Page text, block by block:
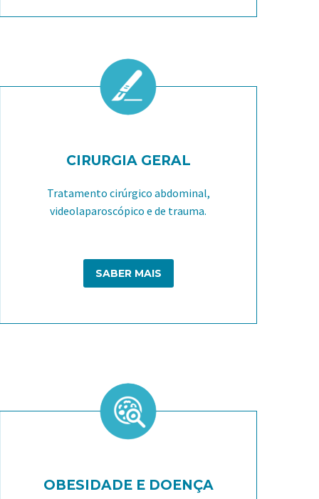
CIRURGIA GERAL
Tratamento cirúrgico abdominal,
videolaparoscópico e de trauma.
SABER MAIS
OBESIDADE E DOENÇA